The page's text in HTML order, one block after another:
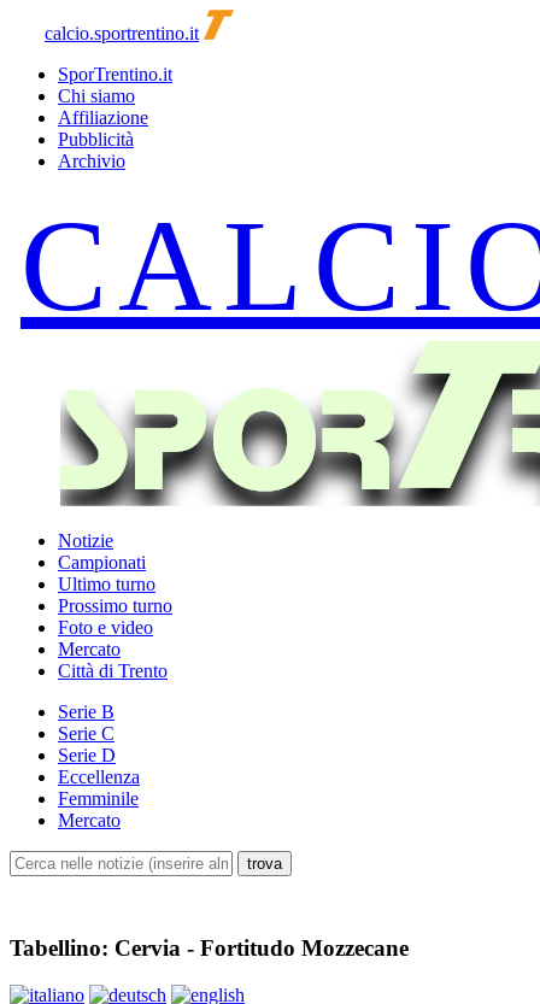
calcio.sportrentino.it
SporTrentino.it
Chi siamo
Affiliazione
Pubblicità
Archivio
Notizie
Campionati
Ultimo turno
Prossimo turno
Foto e video
Mercato
Città di Trento
Serie B
Serie C
Serie D
Eccellenza
Femminile
Mercato
Tabellino: Cervia - Fortitudo Mozzecane